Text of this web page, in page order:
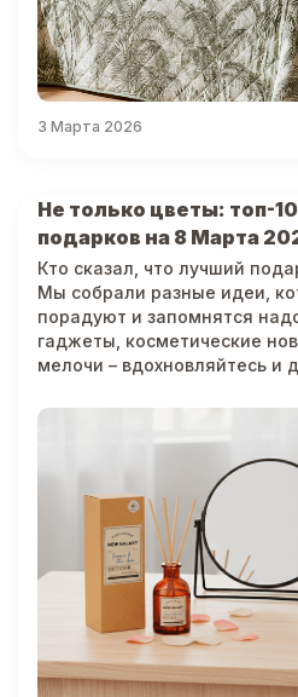
3 Марта 2026
Не только цветы: топ-
подарков на 8 Марта
Кто сказал, что лучший
Мы собрали разные идеи,
порадуют и запомнятся
гаджеты, косметические
мелочи – вдохновляйтесь и